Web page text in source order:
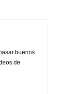
buenos
de